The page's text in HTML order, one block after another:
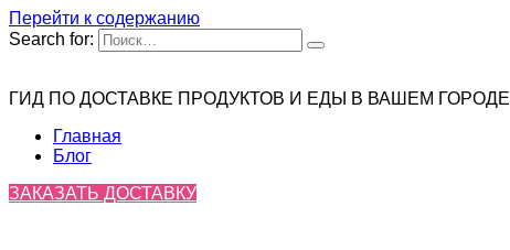
Перейти к содержанию
Search for:
ГИД ПО ДОСТАВКЕ ПРОДУКТОВ И ЕДЫ В ВАШЕМ ГОРОДЕ
Главная
Блог
ЗАКАЗАТЬ ДОСТАВКУ